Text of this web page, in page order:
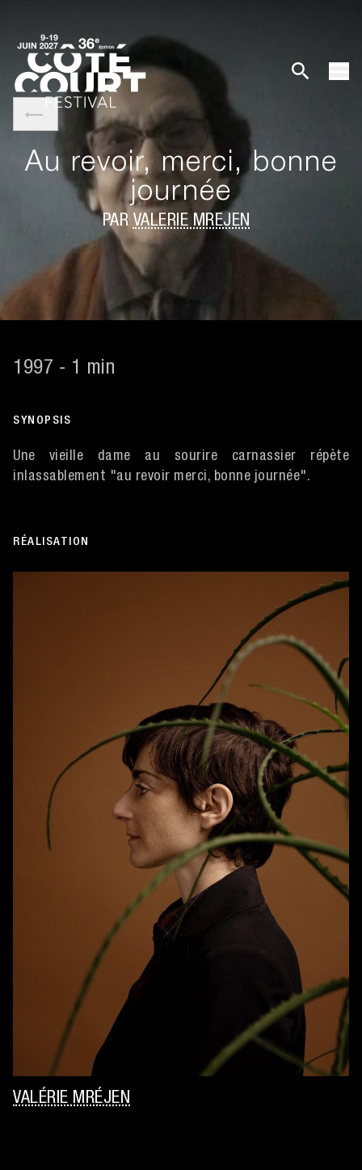
Au revoir, merci, bonne
journée
PAR VALÉRIE MRÉJEN
1997 - 1 min
SYNOPSIS
Une vieille dame au sourire carnassier répète
inlassablement "au revoir merci, bonne journée".
RÉALISATION
VALÉRIE MRÉJEN